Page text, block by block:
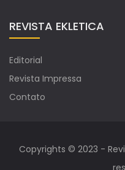
REVISTA EKLETICA
Editorial
Revista Impressa
Contato
Copyrights © 2023 -